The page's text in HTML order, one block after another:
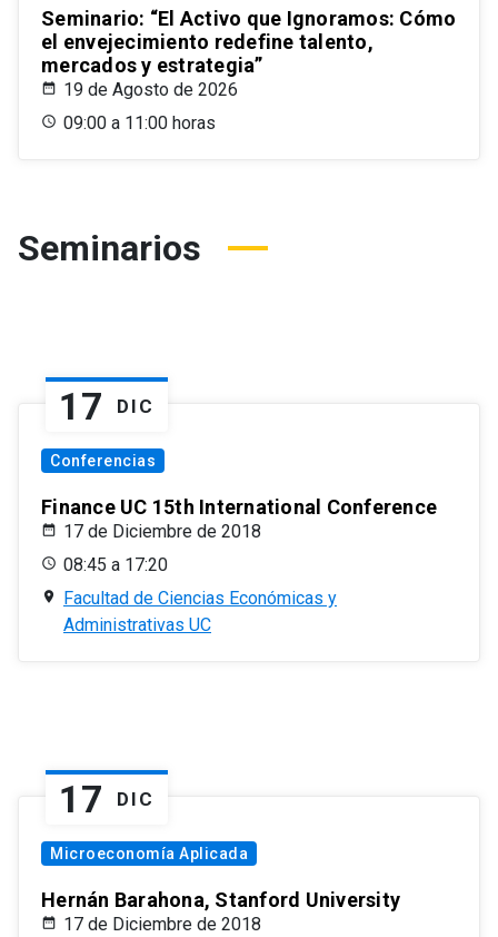
Seminario: “El Activo que Ignoramos: Cómo
el envejecimiento redefine talento,
mercados y estrategia”
19 de Agosto de 2026
09:00 a 11:00 horas
Seminarios
17 DIC
Conferencias
Finance UC 15th International Conference
17 de Diciembre de 2018
08:45 a 17:20
Facultad de Ciencias Económicas y
Administrativas UC
17 DIC
Microeconomía Aplicada
Hernán Barahona, Stanford University
17 de Diciembre de 2018